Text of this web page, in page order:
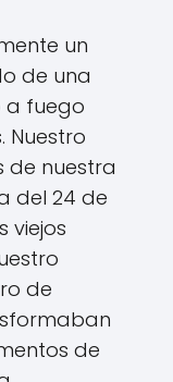
un
de una
a fuego
Nuestro
de nuestra
del 24 de
viejos
de
de